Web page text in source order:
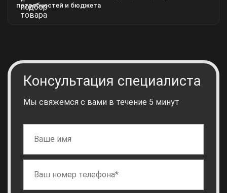
потребностей и бюджета
Консультация специалиста
Мы свяжемся с вами в течение 5 минут